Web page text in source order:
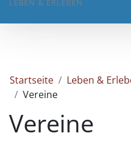
Startseite Leben &
Vereine
Vereine